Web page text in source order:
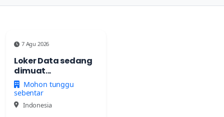
7 Agu 2026
Loker Data sedang
dimuat...
Mohon tunggu
sebentar
Indonesia